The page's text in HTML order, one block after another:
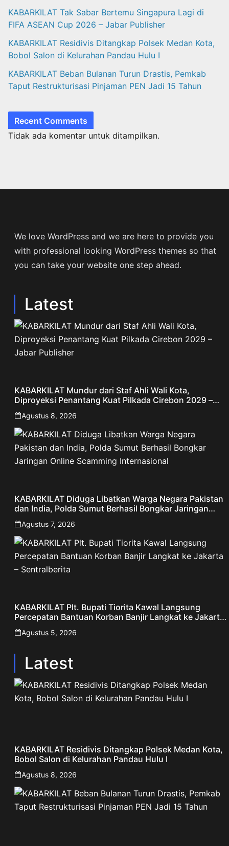
KABARKILAT Tak Sabar Bertemu Singapura Lagi di
FIFA ASEAN Cup 2026 – Jabar Publisher
KABARKILAT Residivis Ditangkap Polsek Medan Kota,
Bobol Salon di Kelurahan Pandau Hulu I
KABARKILAT Beban Bulanan Turun Drastis, Pemkab
Taput Restrukturisasi Pinjaman PEN Jadi 15 Tahun‎
Recent Comments
Tidak ada komentar untuk ditampilkan.
We love WordPress and we are here to provide you
with professional looking WordPress themes so that
you can take your website one step ahead.
Latest
KABARKILAT Mundur dari Staf Ahli Wali Kota,
Diproyeksi Penantang Kuat Pilkada Cirebon 2029 –
Jabar Publisher
Agustus 8, 2026
KABARKILAT Diduga Libatkan Warga Negara Pakistan
dan India, Polda Sumut Berhasil Bongkar Jaringan
Online Scamming Internasional
Agustus 7, 2026
KABARKILAT Plt. Bupati Tiorita Kawal Langsung
Percepatan Bantuan Korban Banjir Langkat ke Jakarta
– Sentralberita
Agustus 5, 2026
Latest
KABARKILAT Residivis Ditangkap Polsek Medan Kota,
Bobol Salon di Kelurahan Pandau Hulu I
Agustus 8, 2026